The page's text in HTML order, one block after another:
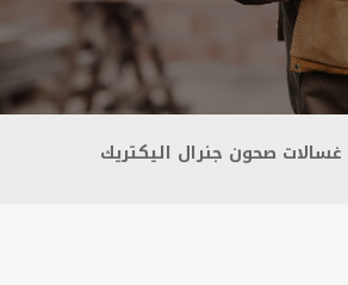
غسالات صحون جنرال اليكتريك